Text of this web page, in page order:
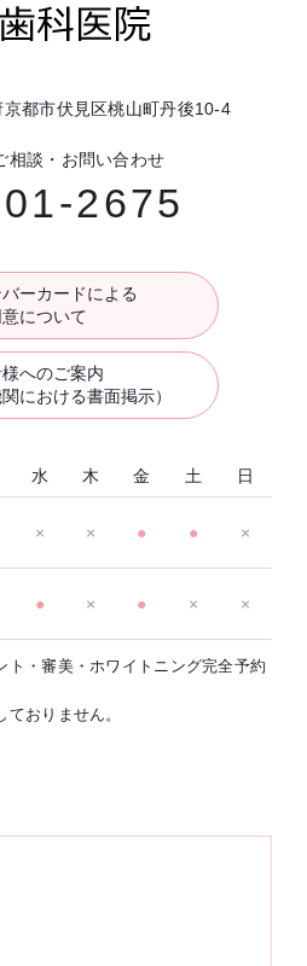
都市伏見区桃山町丹後10-4
相談・お問い合わせ
2675
ーカードによる
意について
へのご案内
における書面掲示）
水 木 金 土 日
× × ● ● ×
● × ● × ×
・審美・ホワイトニング完全予約
おりません。